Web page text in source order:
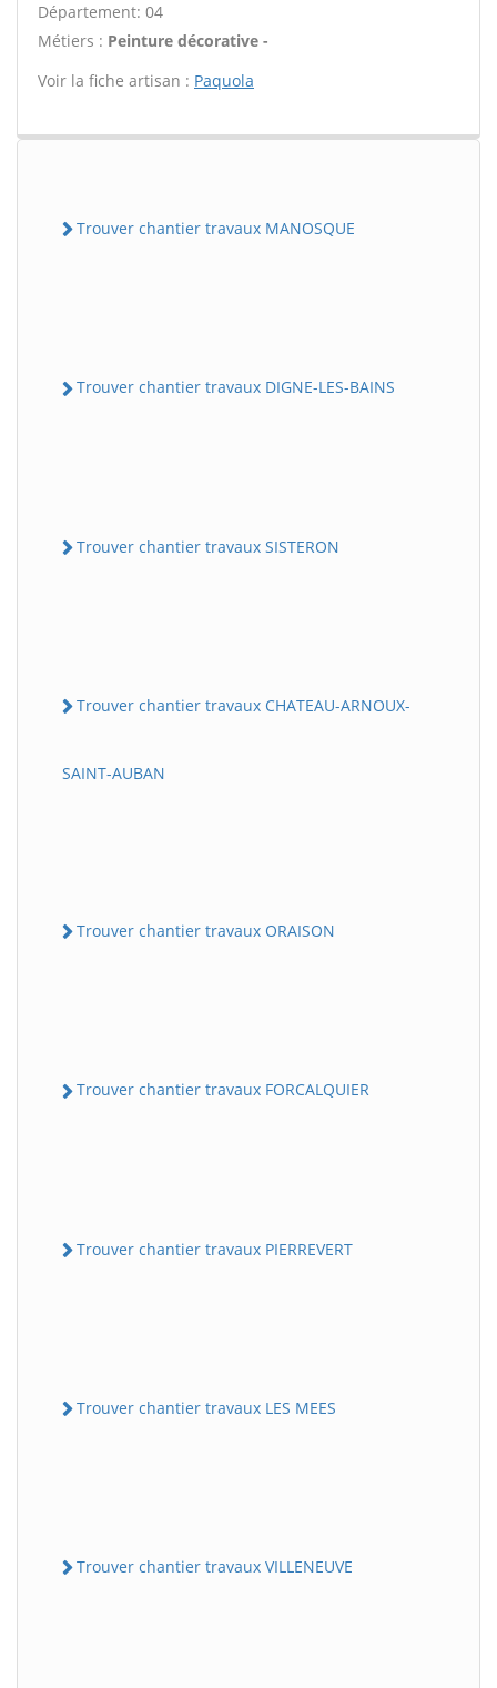
Département: 04
Métiers : Peinture décorative -
Voir la fiche artisan : Paquola
Trouver chantier travaux MANOSQUE
Trouver chantier travaux DIGNE-LES-BAINS
Trouver chantier travaux SISTERON
Trouver chantier travaux CHATEAU-ARNOUX-
SAINT-AUBAN
Trouver chantier travaux ORAISON
Trouver chantier travaux FORCALQUIER
Trouver chantier travaux PIERREVERT
Trouver chantier travaux LES MEES
Trouver chantier travaux VILLENEUVE